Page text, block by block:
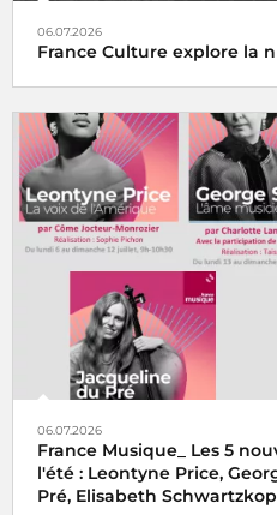
06.07.2026
France Culture explore la
06.07.2026
France Musique_ Les 5
l'été : Leontyne Price,
Pré, Elisabeth